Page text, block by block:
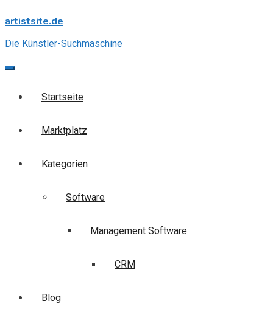
to
artistsite.de
Die Künstler-Suchmaschine
Startseite
Marktplatz
Kategorien
Software
Management Software
CRM
Blog